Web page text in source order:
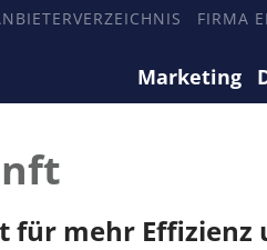
FIRMA
Marketing
für mehr Effizienz